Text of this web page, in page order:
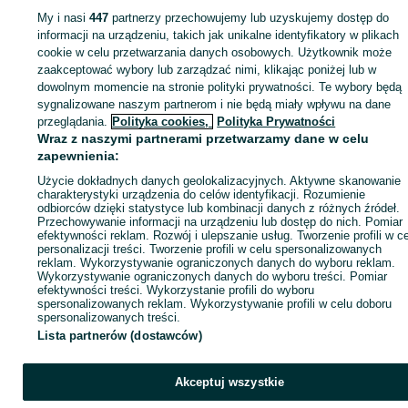
Zaloguj się lub załóż konto na OLX, aby skontaktować się z
sprzedającym
Zaloguj się / Załóż konto
Wyślij wiadomość
My i nasi447 partnerzy przechowujemy lub uzyskujemy dostęp do
informacji na urządzeniu, takich jak unikalne identyfikatory w plikach
cookie w celu przetwarzania danych osobowych. Użytkownik może
zaakceptować wybory lub zarządzać nimi, klikając poniżej lub w
dowolnym momencie na stronie polityki prywatności. Te wybory będą
sygnalizowane naszym partnerom i nie będą miały wpływu na dane
przeglądania. Polityka cookies, Polityka Prywatności
Wraz z naszymi partnerami przetwarzamy dane w celu
zapewnienia:
Użycie dokładnych danych geolokalizacyjnych. Aktywne skanowanie
charakterystyki urządzenia do celów identyfikacji. Rozumienie
odbiorców dzięki statystyce lub kombinacji danych z różnych źródeł.
Przechowywanie informacji na urządzeniu lub dostęp do nich. Pomiar
efektywności reklam. Rozwój i ulepszanie usług. Tworzenie profili w
personalizacji treści. Tworzenie profili w celu spersonalizowanych
reklam. Wykorzystywanie ograniczonych danych do wyboru reklam.
Wykorzystywanie ograniczonych danych do wyboru treści. Pomiar
efektywności treści. Wykorzystanie profili do wyboru
spersonalizowanych reklam. Wykorzystywanie profili w celu doboru
spersonalizowanych treści.
Lista partnerów (dostawców)
Akceptuj wszystkie